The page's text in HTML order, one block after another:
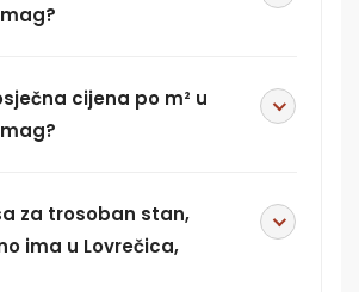
cijena po m² u
za trosoban stan,
ima u Lovrečica,